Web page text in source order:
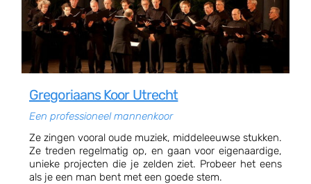
Gregoriaans Koor Utrecht
Een professioneel mannenkoor
Ze zingen vooral oude muziek, middeleeuwse stukken.
Ze treden regelmatig op, en gaan voor eigenaardige,
unieke projecten die je zelden ziet. Probeer het eens
als je een man bent met een goede stem.